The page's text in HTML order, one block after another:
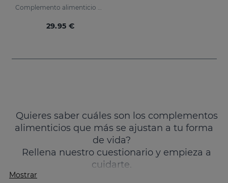
29.95 €
Quieres saber cuáles son los complementos
alimenticios que más se ajustan a tu forma
de vida?
Rellena nuestro cuestionario y empieza a
cuidarte.
Mostrar